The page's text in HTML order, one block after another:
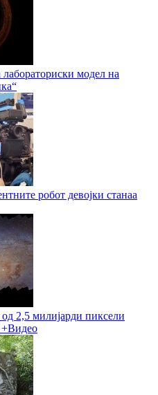
модел на
робот девојки станаа
2,5 милијарди пиксели
+Видео